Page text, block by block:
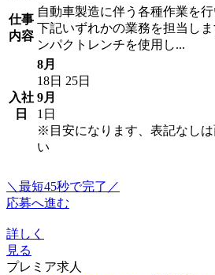
仕事
内容
自動車製造に伴う各種作業を
下記いずれかの業務を担当し
ンパクトレンチを使用し...
入社
日
8月
18日 25日
9月
1日
※目安になります、表記なし
い
＼最短45秒で完了／
応募へ進む
詳しく
見る
プレミア求人